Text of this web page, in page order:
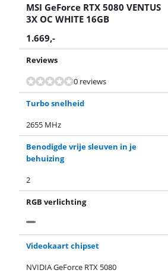
MSI GeForce RTX 5080 VENTUS
3X OC WHITE 16GB
1.669,-
Reviews
0 reviews
Beoordeling is 10 van de 10, gebaseerd op 1
Turbo snelheid
2655 MHz
Benodigde vrije sleuven in je
behuizing
2
RGB verlichting
Videokaart chipset
NVIDIA GeForce RTX 5080